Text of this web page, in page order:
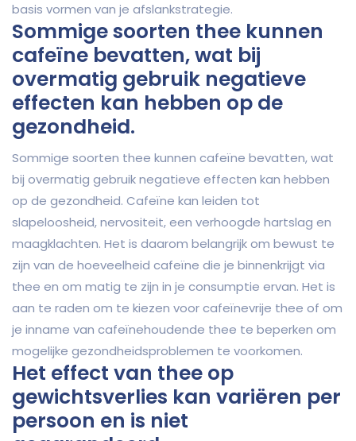
basis vormen van je afslankstrategie.
Sommige soorten thee kunnen
cafeïne bevatten, wat bij
overmatig gebruik negatieve
effecten kan hebben op de
gezondheid.
Sommige soorten thee kunnen cafeïne bevatten, wat
bij overmatig gebruik negatieve effecten kan hebben
op de gezondheid. Cafeïne kan leiden tot
slapeloosheid, nervositeit, een verhoogde hartslag en
maagklachten. Het is daarom belangrijk om bewust te
zijn van de hoeveelheid cafeïne die je binnenkrijgt via
thee en om matig te zijn in je consumptie ervan. Het is
aan te raden om te kiezen voor cafeïnevrije thee of om
je inname van cafeïnehoudende thee te beperken om
mogelijke gezondheidsproblemen te voorkomen.
Het effect van thee op
gewichtsverlies kan variëren per
persoon en is niet